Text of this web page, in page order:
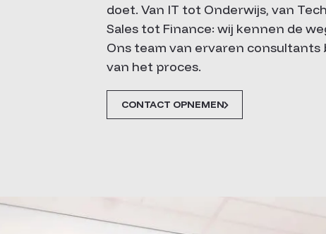
doet. Van IT tot Onderwijs, van
Sales tot Finance: wij kennen de
Ons team van ervaren consultants
van het proces.
CONTACT OPNEMEN